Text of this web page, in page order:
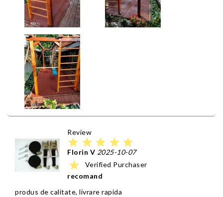
Review
star star star star star
Florin V 2025-10-07
star
Verified Purchaser
recomand
produs de calitate, livrare rapida